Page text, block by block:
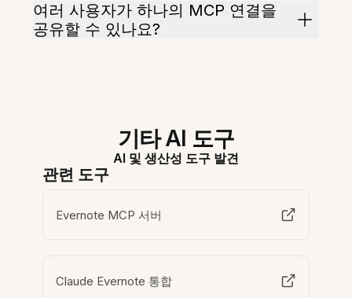
여러 사용자가 하나의 MCP 연결을
공유할 수 있나요?
기타 AI 도구
AI 및 생산성 도구 발견
관련 도구
Evernote MCP 서버
Claude Evernote 통합